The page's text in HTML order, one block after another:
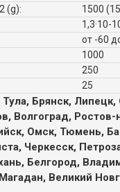
(g):
1500
1,3·10-
от -60
1000
250
25
Брянск,
Волгоград,
Омск, Тюмень,
Черкесск,
Белгород,
Великий